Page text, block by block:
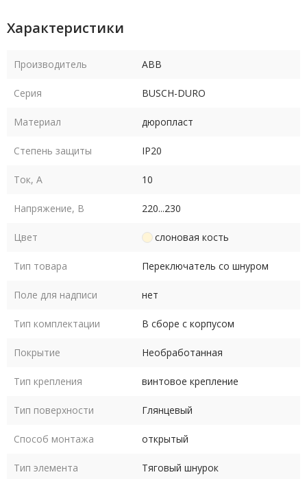
Характеристики
Производитель ABB
Серия BUSCH-DURO
Материал дюропласт
Степень защиты IP20
Ток, А 10
Напряжение, В 220...230
Цвет слоновая кость
Тип товара Переключатель со шнуром
Поле для надписи нет
Тип комплектации В сборе с корпусом
Покрытие Необработанная
Тип крепления винтовое крепление
Тип поверхности Глянцевый
Способ монтажа открытый
Тип элемента
Тяговый шнурок